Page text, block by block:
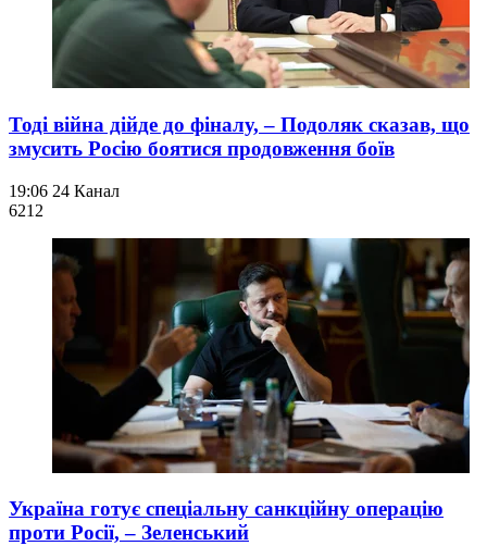
Тоді війна дійде до фіналу, – Подоляк сказав, що
змусить Росію боятися продовження боїв
19:06 24 Канал
621 2
Україна готує спеціальну санкційну операцію
проти Росії, – Зеленський